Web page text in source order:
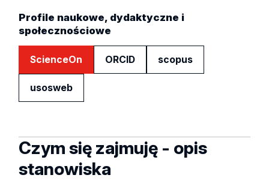
Profile naukowe, dydaktyczne i
społecznościowe
ScienceOn ORCID scopus
usosweb
Czym się zajmuję - opis
stanowiska